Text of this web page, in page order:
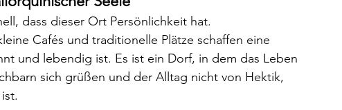
dass dieser Ort Persönlichkeit hat.
Cafés und traditionelle Plätze schaffen eine
und lebendig ist. Es ist ein Dorf, in dem das Leben
sich grüßen und der Alltag nicht von Hektik,